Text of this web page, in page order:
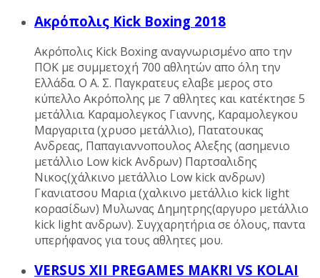
Ακρόπολις Kick Boxing 2018
Ακρόπολις Kick Boxing αναγνωρισμένο απο την
ΠΟΚ με συμμετοχή 700 αθλητών απο όλη την
Ελλάδα. Ο Α. Σ. Παγκρατευς ελαβε μερος στο
κύπελλο Ακρόπολης με 7 αθλητες και κατέκτησε 5
μετάλλια. Καραμολεγκος Γιαννης, Καραμολεγκου
Μαργαριτα (χρυσο μετάλλιο), Πατατουκας
Ανδρεας, Παπαγιαννοπουλος Αλεξης (ασημενιο
μετάλλιο Low kick Ανδρων) Παρτσαλιδης
Νικος(χάλκινο μετάλλιο Low kick ανδρων)
Γκανιατσου Μαρια (χαλκινο μετάλλιο kick light
κορασίδων) Μυλωνας Δημητρης(αργυρο μετάλλιο
kick light ανδρων). Συγχαρητήρια σε όλους, παντα
υπερήφανος για τους αθλητες μου.
VERSUS XII PREGAMES MAKRI VS KOLAI